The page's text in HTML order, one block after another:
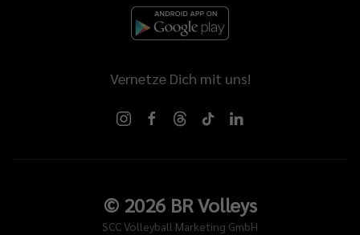
Vernetze Dich mit uns!
© 2026BR Volleys
SCC Volleyball Marketing GmbH